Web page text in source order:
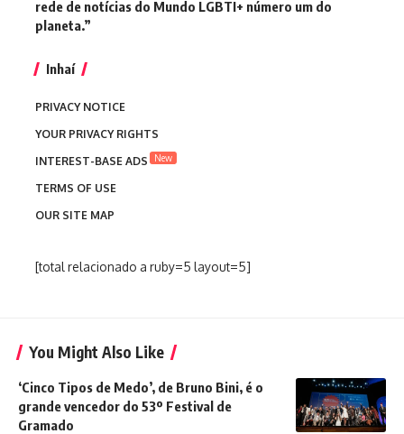
rede de notícias do Mundo LGBTI+ número um do
planeta.”
Inhaí
PRIVACY NOTICE
YOUR PRIVACY RIGHTS
INTEREST-BASE ADS
New
TERMS OF USE
OUR SITE MAP
[total relacionado a ruby=5 layout=5]
You Might Also Like
‘Cinco Tipos de Medo’, de Bruno Bini, é o
grande vencedor do 53º Festival de
Gramado